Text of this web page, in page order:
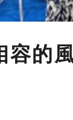
容的